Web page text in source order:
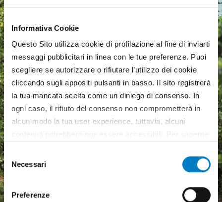
Informativa Cookie
Questo Sito utilizza cookie di profilazione al fine di inviarti
messaggi pubblicitari in linea con le tue preferenze. Puoi
scegliere se autorizzare o rifiutare l’utilizzo dei cookie
cliccando sugli appositi pulsanti in basso. Il sito registrerà
la tua mancata scelta come un diniego di consenso. In
ogni caso, il rifiuto del consenso non comprometterà in
alcun modo la tua user experience, tuttavia, alcuni
contenuti potrebbero non essere accessibili. Per saperne
all’utilizzo di tutti, o solamente di alcuni di essi, ti
Selezione
del
consenso
Necessari
Preferenze
Macchine agricole, mercato
in crescita ma pesa